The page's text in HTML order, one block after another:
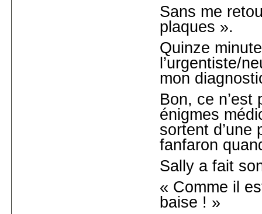
Sans me
plaques ».
Quinze
l’urgentiste/
mon
Bon, ce
énigmes
sortent d’une
fanfaron
Sally a fait
« Comme il
baise ! »